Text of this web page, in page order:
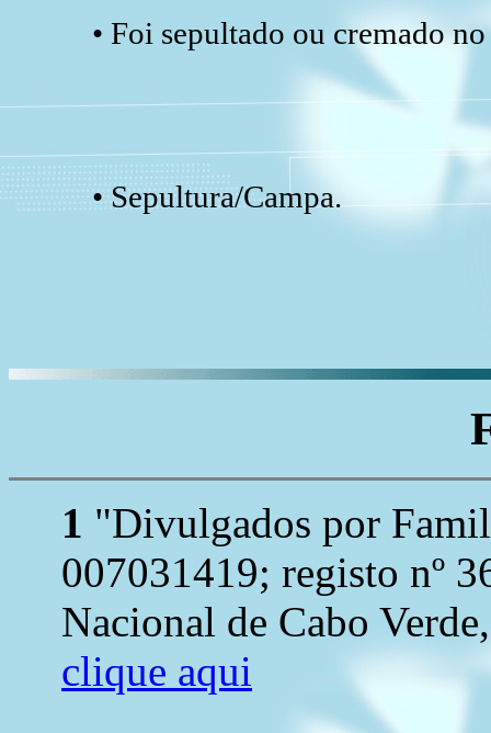
• Foi sepultado ou cremado
• Sepultura/Campa.
1 "Divulgados por
007031419; registo nº
Nacional de Cabo
clique aqui